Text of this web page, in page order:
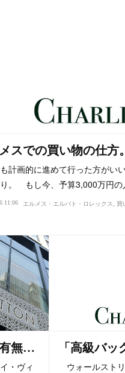
スでの買い物の仕方
計画的に進めて行った方がい
。 もし今、予算3,000万円
11:06 エルメス・エルパト・ロレックス 買
有無…
・ヴィ
「高級バ
ウォールスト